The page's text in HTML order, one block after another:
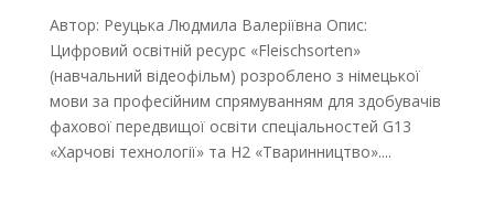
Автор: Реуцька Людмила Валеріївна Опис:
Цифровий освітній ресурс «Fleischsorten»
(навчальний відеофільм) розроблено з німецької
мови за професійним спрямуванням для здобувачів
фахової передвищої освіти спеціальностей G13
«Харчові технології» та H2 «Тваринництво»....